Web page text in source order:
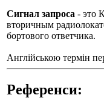
Сигнал запроса - это
вторичным
бортового ответчика.
Англійською термін
Референси: